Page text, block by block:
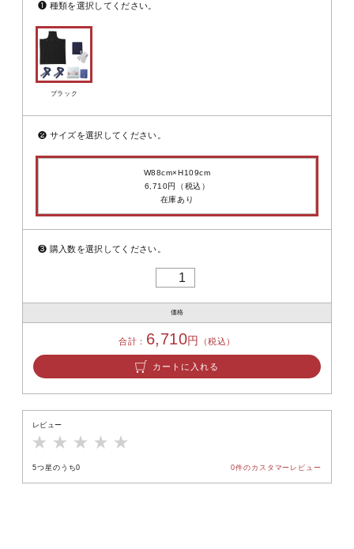
❶ 種類を選択してください。
ブラック
❷ サイズを選択してください。
W88cm×H109cm
6,710円（税込）
在庫あり
❸ 購入数を選択してください。
価格
合計： 6,710円 （税込）
カートに入れる
レビュー
5つ星のうち0 0件のカスタマーレビュー